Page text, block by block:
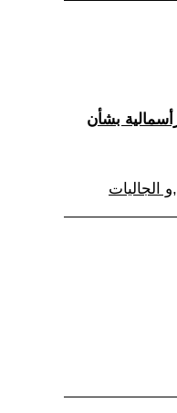
بشأن
الجاليات